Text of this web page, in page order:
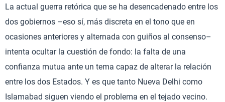
La actual guerra retórica que se ha desencadenado entre los
dos gobiernos –eso sí, más discreta en el tono que en
ocasiones anteriores y alternada con guiños al consenso–
intenta ocultar la cuestión de fondo: la falta de una
confianza mutua ante un tema capaz de alterar la relación
entre los dos Estados. Y es que tanto Nueva Delhi como
Islamabad siguen viendo el problema en el tejado vecino.